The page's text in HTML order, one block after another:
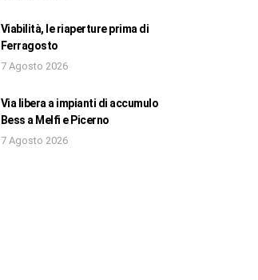
Viabilità, le riaperture prima di
Ferragosto
7 Agosto 2026
Via libera a impianti di accumulo
Bess a Melfi e Picerno
7 Agosto 2026